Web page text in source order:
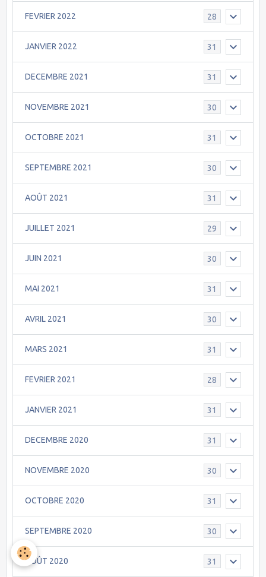
FEVRIER 2022 28
JANVIER 2022 31
DECEMBRE 2021 31
NOVEMBRE 2021 30
OCTOBRE 2021 31
SEPTEMBRE 2021 30
AOÛT 2021 31
JUILLET 2021 29
JUIN 2021 30
MAI 2021 31
AVRIL 2021 30
MARS 2021 31
FEVRIER 2021 28
JANVIER 2021 31
DECEMBRE 2020 31
NOVEMBRE 2020 30
OCTOBRE 2020 31
SEPTEMBRE 2020 30
AOÛT 2020 31